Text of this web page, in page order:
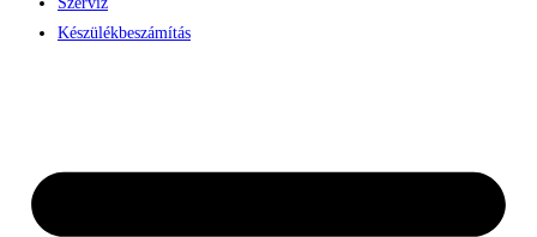
Készülékbeszámítás